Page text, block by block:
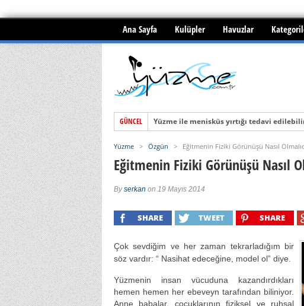
Ana Sayfa Kulüpler Havuzlar
GÜNCEL
Yüzme ile menisküs yırtığı tedavi
Yüzme > Özgün > Eğitmenin Fiziki Görünüşü Nasıl
Eğitmenin Fiziki Görünüşü Nasıl
Byserkan on 19 Mayıs 2014
SHARE TWEET SHARE
Çok sevdiğim ve her zaman tekrarladığım bir
söz vardır: “ Nasihat edeceğine, model ol” diye.
Yüzmenin insan vücuduna kazandırdıkları
hemen hemen her ebeveyn tarafından biliniyor.
Anne babalar, çocuklarının fiziksel ve ruhsal